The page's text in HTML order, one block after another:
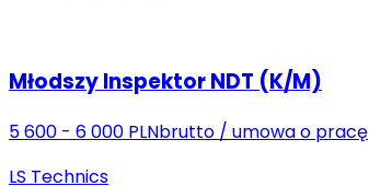
Młodszy Inspektor NDT (K/M)
5 600 - 6 000 PLNbrutto / umowa o pracę
LS Technics